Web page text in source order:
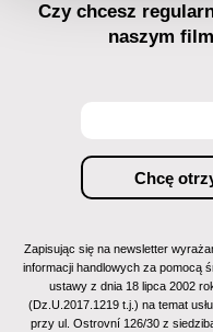
Czy chcesz
naszym
Zapisując się na newsletter
informacji handlowych za pomocą
ustawy z dnia 18 lipca 2002
(Dz.U.2017.1219 t.j.) na temat
przy ul. Ostrovní 126/30 z